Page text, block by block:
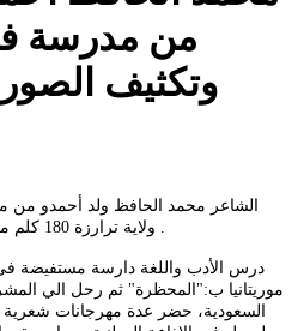
من مدرسة
وتكثيف
درس الأدب واللغة دارسة مستفيضة
موريتانيا ب:"المحظرة" ثم رحل الي
السعودية، حضر عدة مهرجانات شعرية